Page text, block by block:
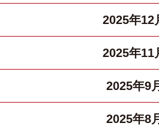
2025年12
2025年11
2025年9
2025年8